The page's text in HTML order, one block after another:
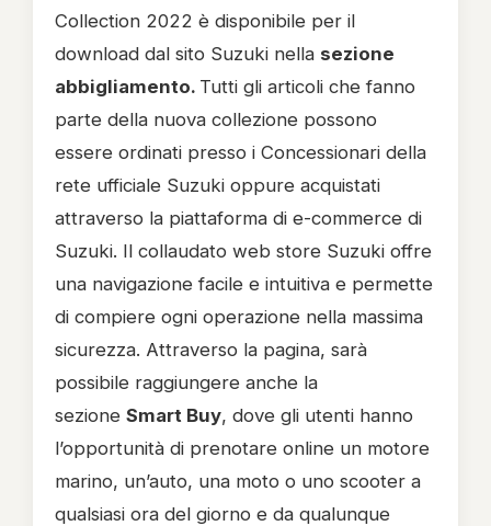
Collection 2022 è disponibile per il
download dal sito Suzuki nella sezione
abbigliamento. Tutti gli articoli che fanno
parte della nuova collezione possono
essere ordinati presso i Concessionari della
rete ufficiale Suzuki oppure acquistati
attraverso la piattaforma di e-commerce di
Suzuki. Il collaudato web store Suzuki offre
una navigazione facile e intuitiva e permette
di compiere ogni operazione nella massima
sicurezza. Attraverso la pagina, sarà
possibile raggiungere anche la
sezione Smart Buy, dove gli utenti hanno
l’opportunità di prenotare online un motore
marino, un’auto, una moto o uno scooter a
qualsiasi ora del giorno e da qualunque